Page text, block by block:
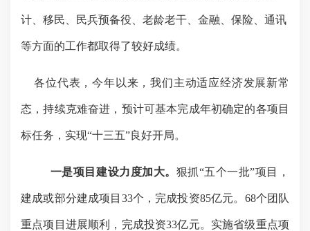
计、移民、民兵预备役、老龄老干、金融、保险、通讯
等方面的工作都取得了较好成绩。
各位代表，今年以来，我们主动适应经济发展新常
态，持续克难奋进，预计可基本完成年初确定的各项目
标任务，实现“十三五”良好开局。
一是项目建设力度加大。 狠抓“五个一批”项目，
建成或部分建成项目 33个，完成投资85亿元。 68个团队
重点项目进展顺利，完成投资33亿元。实施省级重点项